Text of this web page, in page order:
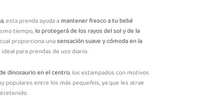
, esta prenda ayuda amantener fresco a tu bebé
tiempo,lo protegerá de los rayos del sol y de la
proporciona unasensación suave y cómoda en la
para prendas de uso diario.
dinosaurio en el centro, los estampados con motivos
populares entre los más pequeños, ya que les atrae